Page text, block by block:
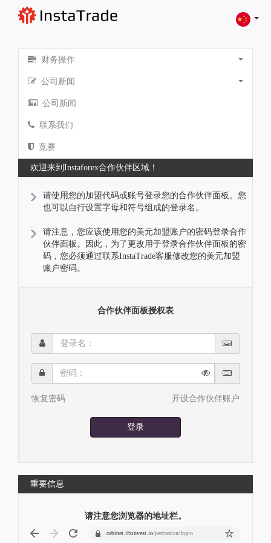
财务操作
公司新闻
公司新闻
联系我们
竞赛
欢迎来到Instaforex合作伙伴区域！
请使用您的加盟代码或账号登录您的合作伙伴面板。您
也可以自行设置字母和符号组成的登录名。
请注意，您应该使用您的美元加盟账户的密码登录合作
伙伴面板。因此，为了更改用于登录合作伙伴面板的密
码，您必须通过联系InstaTrade客服修改您的美元加盟
账户密码。
合作伙伴面板授权表
录
名：
码：
恢复密码
开设合作伙伴账户
登录
重要信息
请注意您浏览器的地址栏。
cabinet.ifxinvest.io/partner/cn/login